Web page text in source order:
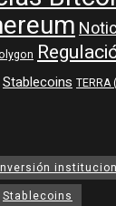
Stablecoins TERRA
Stablecoins